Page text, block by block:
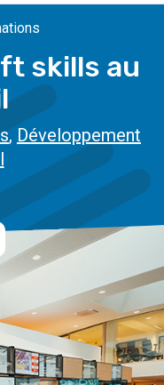
skills au
, Développement